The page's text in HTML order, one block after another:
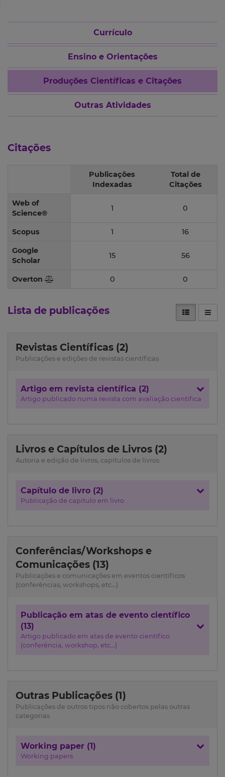
Currículo
Ensino e Orientações
Produções Científicas e Citações
Outras Atividades
Citações
Publicações
Indexadas
Total de
Citações
Web of
Science®
1 0
Scopus 1 16
Google
Scholar
15 56
Overton 0 0
Lista de publicações
Revistas Científicas (2)
Publicações e edições de revistas científicas
Artigo em revista científica (2)
Artigo publicado numa revista com avaliação científica
Livros e Capítulos de Livros (2)
Autoria e edição de livros, capítulos de livros
Capítulo de livro (2)
Publicação de capítulo em livro
Conferências/Workshops e
Comunicações (13)
Publicações e comunicações em eventos científicos
(conferências, workshops, etc...)
Publicação em atas de evento científico
(13)
Artigo publicado em atas de evento científico
(conferência, workshop, etc...)
Outras Publicações (1)
Publicações de outros tipos não cobertos pelas outras
categorias
Working paper (1)
Working papers